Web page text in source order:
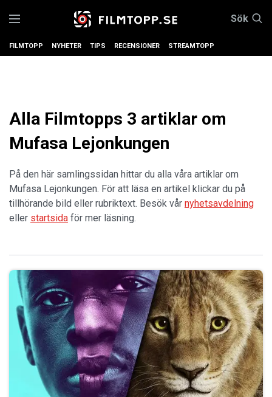
Sök
FILMTOPP NYHETER TIPS RECENSIONER STREAMTOPP
Alla Filmtopps 3 artiklar om
Mufasa Lejonkungen
På den här samlingssidan hittar du alla våra artiklar om
Mufasa Lejonkungen. För att läsa en artikel klickar du på
tillhörande bild eller rubriktext. Besök vår nyhetsavdelning
eller startsida för mer läsning.